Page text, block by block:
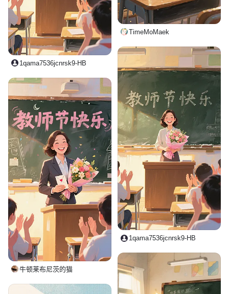
TimeMoMaek
1qama7536jcnrsk9-HB
1qama7536jcnrsk9-HB
牛顿莱布尼茨的猫